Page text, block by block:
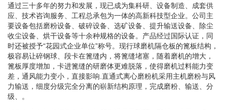
通过三十多年的努力和发展，现已成为集科研、设备制造、成套供
应、技术咨询服务、工程总承包为一体的高新科技型企业。公司主
要设备包括磨粉设备、破碎设备、选矿设备、提升输送设备、除尘
收尘设备、烘干设备等十余种规格的设备。产品经过国际认证，同
时还被授予“花园式企业单位”称号。现行球磨机隔仓板的篦板结构，
极容易让碎钢球、段卡在篦缝内，将篦缝堵塞，随着磨机的增大，
篦板厚度增加，卡进篦缝的研磨体更难脱落，使得磨机过料能力变
差，通风能力变小，直接影响.直通式离心磨粉机采用主机磨粉与风
力输送，细度分级完全分离的崭新结构原理，完成磨粉、输送、分
级、。